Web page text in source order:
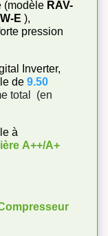
(modèle RAV-
E ),
pression
Inverter,
de 9.50
total
(en
à
A++/A+